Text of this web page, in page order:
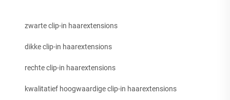
zwarte clip-in haarextensions
dikke clip-in haarextensions
rechte clip-in haarextensions
kwalitatief hoogwaardige clip-in haarextensions